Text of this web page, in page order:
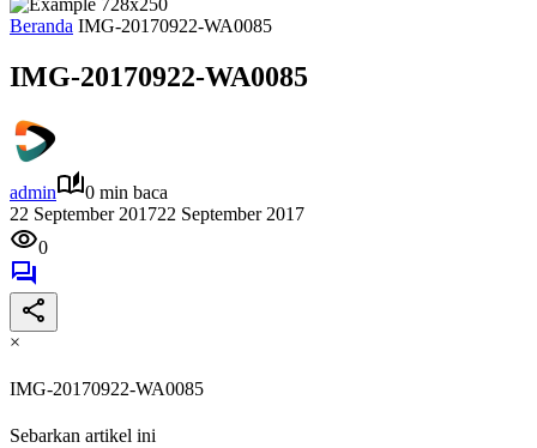
Beranda IMG-20170922-WA0085
IMG-20170922-WA0085
admin
0 min baca
22 September 201722 September 2017
0
×
IMG-20170922-WA0085
Sebarkan artikel ini